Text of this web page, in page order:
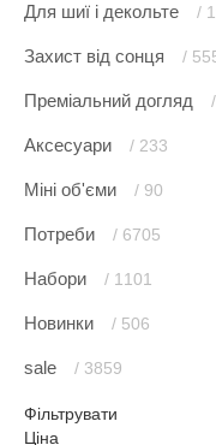
Для шиї і декольте /
Захист від сонця /
Преміальний догляд
Аксесуари / 233
Міні об'єми / 90
Потреби / 6705
Набори / 1101
Новинки / 506
sale / 3859
Фільтрувати
Ціна